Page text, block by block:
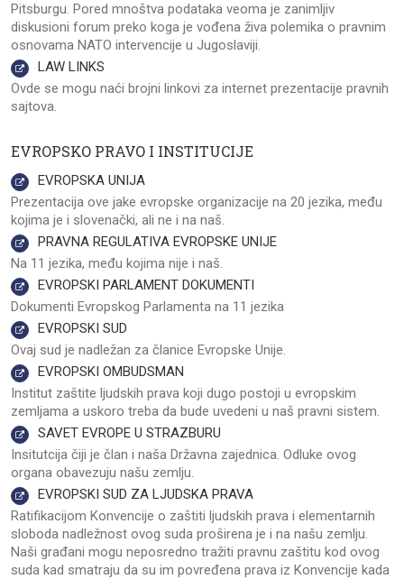
Pitsburgu. Pored mnoštva podataka veoma je zanimljiv
diskusioni forum preko koga je vođena živa polemika o pravnim
osnovama NATO intervencije u Jugoslaviji.
LAW LINKS
Ovde se mogu naći brojni linkovi za internet prezentacije pravnih
sajtova.
EVROPSKO PRAVO I INSTITUCIJE
EVROPSKA UNIJA
Prezentacija ove jake evropske organizacije na 20 jezika, među
kojima je i slovenački, ali ne i na naš.
PRAVNA REGULATIVA EVROPSKE UNIJE
Na 11 jezika, među kojima nije i naš.
EVROPSKI PARLAMENT DOKUMENTI
Dokumenti Evropskog Parlamenta na 11 jezika
EVROPSKI SUD
Ovaj sud je nadležan za članice Evropske Unije.
EVROPSKI OMBUDSMAN
Institut zaštite ljudskih prava koji dugo postoji u evropskim
zemljama a uskoro treba da bude uvedeni u naš pravni sistem.
SAVET EVROPE U STRAZBURU
Insitutcija čiji je član i naša Državna zajednica. Odluke ovog
organa obavezuju našu zemlju.
EVROPSKI SUD ZA LJUDSKA PRAVA
Ratifikacijom Konvencije o zaštiti ljudskih prava i elementarnih
sloboda nadležnost ovog suda proširena je i na našu zemlju.
Naši građani mogu neposredno tražiti pravnu zaštitu kod ovog
suda kad smatraju da su im povređena prava iz Konvencije kada